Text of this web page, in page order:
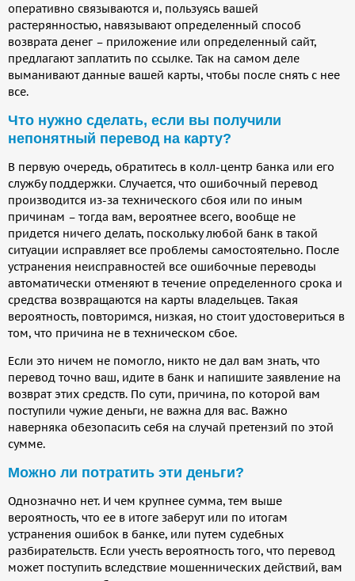
оперативно связываются и, пользуясь вашей
растерянностью, навязывают определенный способ
возврата денег – приложение или определенный сайт,
предлагают заплатить по ссылке. Так на самом деле
выманивают данные вашей карты, чтобы после снять с нее
все.
Что нужно сделать, если вы получили
непонятный перевод на карту?
В первую очередь, обратитесь в колл-центр банка или его
службу поддержки. Случается, что ошибочный перевод
производится из-за технического сбоя или по иным
причинам – тогда вам, вероятнее всего, вообще не
придется ничего делать, поскольку любой банк в такой
ситуации исправляет все проблемы самостоятельно. После
устранения неисправностей все ошибочные переводы
автоматически отменяют в течение определенного срока и
средства возвращаются на карты владельцев. Такая
вероятность, повторимся, низкая, но стоит удостовериться в
том, что причина не в техническом сбое.
Если это ничем не помогло, никто не дал вам знать, что
перевод точно ваш, идите в банк и напишите заявление на
возврат этих средств. По сути, причина, по которой вам
поступили чужие деньги, не важна для вас. Важно
наверняка обезопасить себя на случай претензий по этой
сумме.
Можно ли потратить эти деньги?
Однозначно нет. И чем крупнее сумма, тем выше
вероятность, что ее в итоге заберут или по итогам
устранения ошибок в банке, или путем судебных
разбирательств. Если учесть вероятность того, что перевод
может поступить вследствие мошеннических действий, вам